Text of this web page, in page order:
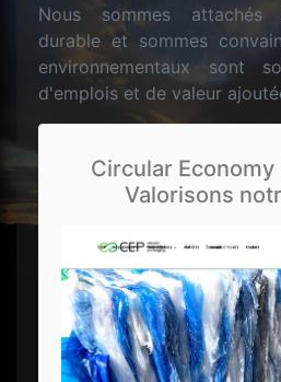
Nous sommes attachés
durable et sommes
environnementaux sont
d'emplois et de valeur
Circular Economy
Valorisons